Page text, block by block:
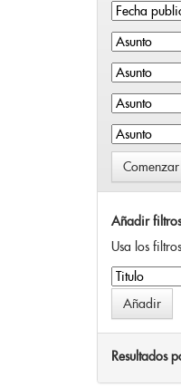
Añadir
Usa los
Resultados